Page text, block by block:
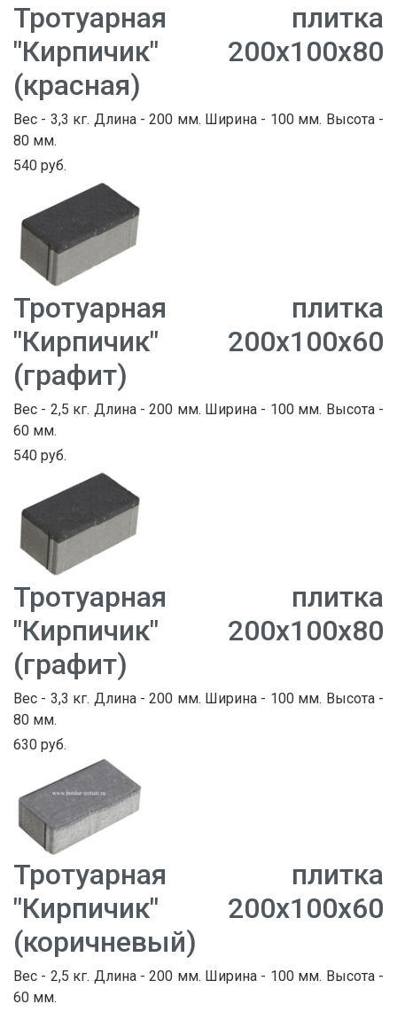
Тротуарная плитка
"Кирпичик" 200х100х80
(красная)
Вес - 3,3 кг. Длина - 200 мм. Ширина - 100 мм. Высота -
80 мм.
540 руб.
Тротуарная плитка
"Кирпичик" 200х100х60
(графит)
Вес - 2,5 кг. Длина - 200 мм. Ширина - 100 мм. Высота -
60 мм.
540 руб.
Тротуарная плитка
"Кирпичик" 200х100х80
(графит)
Вес - 3,3 кг. Длина - 200 мм. Ширина - 100 мм. Высота -
80 мм.
630 руб.
Тротуарная плитка
"Кирпичик" 200х100х60
(коричневый)
Вес - 2,5 кг. Длина - 200 мм. Ширина - 100 мм. Высота -
60 мм.